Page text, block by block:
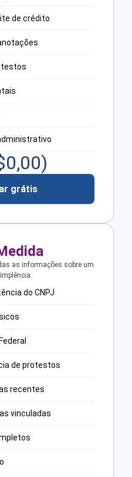
de crédito
0,00)
grátis
as informações sobre um
do CNPJ
de protestos
recentes
vinculadas